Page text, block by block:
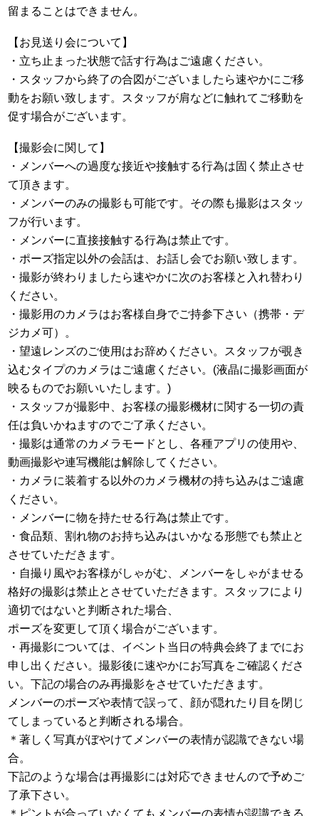
留まることはできません。
【お見送り会について】
・立ち止まった状態で話す行為はご遠慮ください。
・スタッフから終了の合図がございましたら速やかにご移
動をお願い致します。スタッフが肩などに触れてご移動を
促す場合がございます。
【撮影会に関して】
・メンバーへの過度な接近や接触する行為は固く禁止させ
て頂きます。
・メンバーのみの撮影も可能です。その際も撮影はスタッ
フが行います。
・メンバーに直接接触する行為は禁止です。
・ポーズ指定以外の会話は、お話し会でお願い致します。
・撮影が終わりましたら速やかに次のお客様と入れ替わり
ください。
・撮影用のカメラはお客様自身でご持参下さい（携帯・デ
ジカメ可）。
・望遠レンズのご使用はお辞めください。スタッフが覗き
込むタイプのカメラはご遠慮ください。(液晶に撮影画面が
映るものでお願いいたします。)
・スタッフが撮影中、お客様の撮影機材に関する一切の責
任は負いかねますのでご了承ください。
・撮影は通常のカメラモードとし、各種アプリの使用や、
動画撮影や連写機能は解除してください。
・カメラに装着する以外のカメラ機材の持ち込みはご遠慮
ください。
・メンバーに物を持たせる行為は禁止です。
・食品類、割れ物のお持ち込みはいかなる形態でも禁止と
させていただきます。
・自撮り風やお客様がしゃがむ、メンバーをしゃがませる
格好の撮影は禁止とさせていただきます。スタッフにより
適切ではないと判断された場合、
ポーズを変更して頂く場合がございます。
・再撮影については、イベント当日の特典会終了までにお
申し出ください。撮影後に速やかにお写真をご確認くださ
い。下記の場合のみ再撮影をさせていただきます。
メンバーのポーズや表情で誤って、顔が隠れたり目を閉じ
てしまっていると判断される場合。
＊著しく写真がぼやけてメンバーの表情が認識できない場
合。
下記のような場合は再撮影には対応できませんので予めご
了承下さい。